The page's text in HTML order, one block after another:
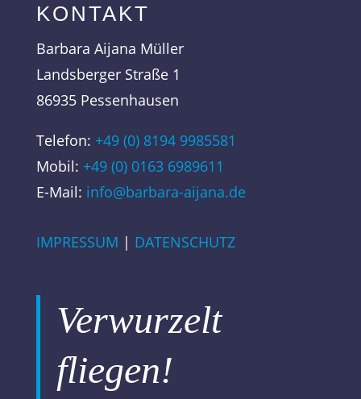
KONTAKT
Barbara Aijana Müller
Landsberger Straße 1
86935 Pessenhausen
Telefon: +49 (0) 8194 9985581
Mobil: +49 (0) 0163 6989611
E-Mail: info@barbara-aijana.de
IMPRESSUM | DATENSCHUTZ
Verwurzelt
fliegen!